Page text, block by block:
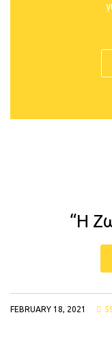
“Η
FEBRUARY 18, 2021